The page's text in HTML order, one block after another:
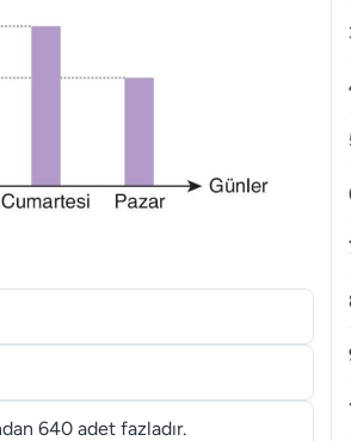
640 adet fazladır.